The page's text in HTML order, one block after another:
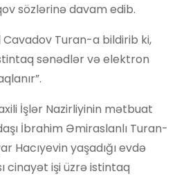
sözlərinə davam edib.
Cavadov Turan-a bildirib ki,
sənədlər və elektron
İşlər Nazirliyinin mətbuat
İbrahim Əmiraslanlı Turan-
Hacıyevin yaşadığı evdə
cinayət işi üzrə istintaq